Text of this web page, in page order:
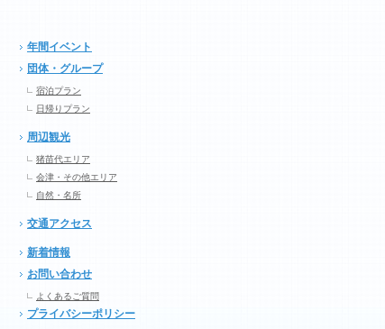
年間イベント
団体・グループ
宿泊プラン
日帰りプラン
周辺観光
猪苗代エリア
会津・その他エリア
自然・名所
交通アクセス
新着情報
お問い合わせ
よくあるご質問
プライバシーポリシー